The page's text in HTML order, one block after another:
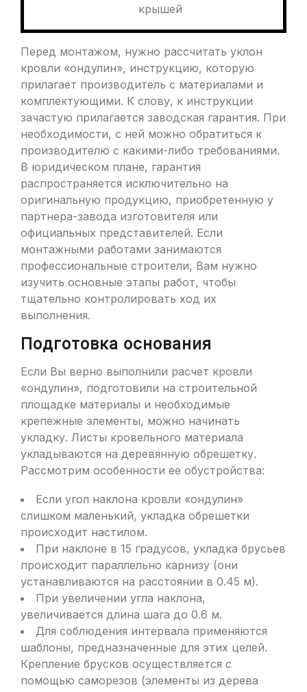
крышей
Перед монтажом, нужно рассчитать уклон
кровли «ондулин», инструкцию, которую
прилагает производитель с материалами и
комплектующими. К слову, к инструкции
зачастую прилагается заводская гарантия. При
необходимости, с ней можно обратиться к
производителю с какими-либо требованиями.
В юридическом плане, гарантия
распространяется исключительно на
оригинальную продукцию, приобретенную у
партнера-завода изготовителя или
официальных представителей. Если
монтажными работами занимаются
профессиональные строители, Вам нужно
изучить основные этапы работ, чтобы
тщательно контролировать ход их
выполнения.
Подготовка основания
Если Вы верно выполнили расчет кровли
«ондулин», подготовили на строительной
площадке материалы и необходимые
крепежные элементы, можно начинать
укладку. Листы кровельного материала
укладываются на деревянную обрешетку.
Рассмотрим особенности ее обустройства:
Если угол наклона кровли «ондулин»
слишком маленький, укладка обрешетки
происходит настилом.
При наклоне в 15 градусов, укладка брусьев
происходит параллельно карнизу (они
устанавливаются на расстоянии в 0.45 м).
При увеличении угла наклона,
увеличивается длина шага до 0.6 м.
Для соблюдения интервала применяются
шаблоны, предназначенные для этих целей.
Крепление брусков осуществляется с
помощью саморезов (элементы из дерева